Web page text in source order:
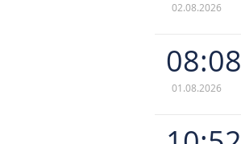
02.08.2026
08:08
01.08.2026